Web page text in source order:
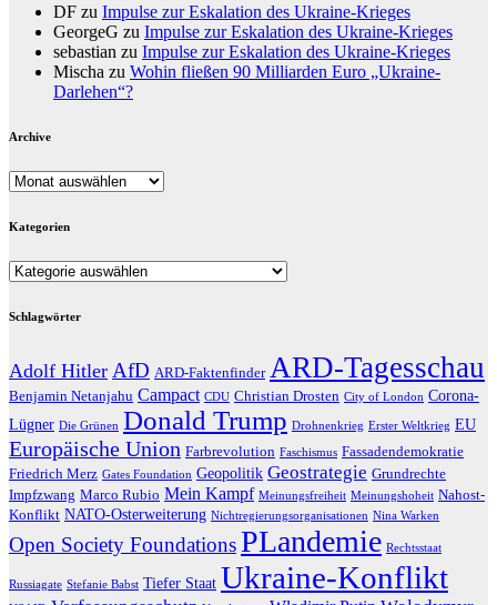
DF zu Impulse zur Eskalation des Ukraine-Krieges
GeorgeG zu Impulse zur Eskalation des Ukraine-Krieges
sebastian zu Impulse zur Eskalation des Ukraine-Krieges
Mischa zu Wohin fließen 90 Milliarden Euro „Ukraine-
Darlehen“?
Archive
Archive
Kategorien
Kategorien
Schlagwörter
Adolf Hitler AfD ARD-Faktenfinder ARD-Tagesschau
Benjamin Netanjahu Campact CDU Christian Drosten City of London Corona-
Lügner Die Grünen Donald Trump Drohnenkrieg Erster Weltkrieg EU
Europäische Union Farbrevolution Faschismus Fassadendemokratie
Friedrich Merz Gates Foundation Geopolitik Geostrategie Grundrechte
Impfzwang Marco Rubio Mein Kampf Meinungsfreiheit Meinungshoheit Nahost-
Konflikt NATO-Osterweiterung Nichtregierungsorganisationen Nina Warken
Open Society FoundationsPLandemie Rechtsstaat
Russiagate Stefanie Babst Tiefer Staat Ukraine-Konflikt